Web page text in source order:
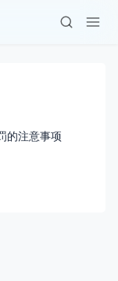
的注意事项